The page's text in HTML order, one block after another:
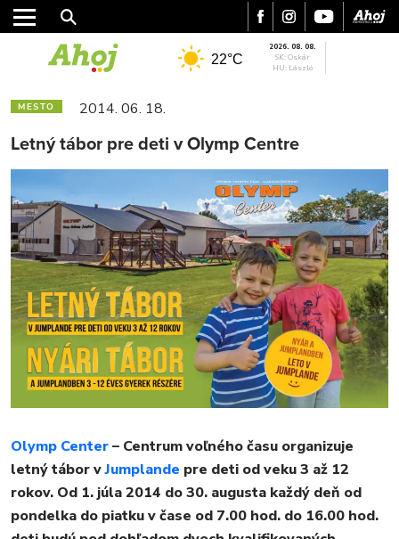
MESTO
REGIÓN
ŠPORT
FOTKY
VIDEO
22°C
2026. 08. 08.
SK: Oskár
HU: László
MESTO 2014. 06. 18.
Letný tábor pre deti v Olymp Centre
Olymp Center– Centrum voľného času organizuje
letný tábor vJumplande pre deti od veku 3 až 12
rokov. Od 1. júla 2014 do 30. augusta každý deň od
pondelka do piatku v čase od 7.00 hod. do 16.00 hod.